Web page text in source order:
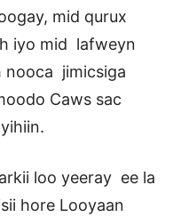
mid qurux
iyo mid lafweyn
nooca jimicsiga
Caws sac
loo yeeray ee la
hore Looyaan